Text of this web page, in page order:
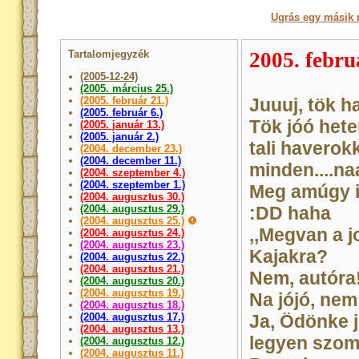
Ugrás egy másik
Tartalomjegyzék
(2005-12-24)
(2005. március 25.)
(2005. február 21.)
(2005. február 6.)
(2005. január 13.)
(2005. január 2.)
(2004. december 23.)
(2004. december 11.)
(2004. szeptember 4.)
(2004. szeptember 1.)
(2004. augusztus 30.)
(2004. augusztus 29.)
(2004. augusztus 25.)
(2004. augusztus 24.)
(2004. augusztus 23.)
(2004. augusztus 22.)
(2004. augusztus 21.)
(2004. augusztus 20.)
(2004. augusztus 19.)
(2004. augusztus 18.)
(2004. augusztus 17.)
(2004. augusztus 13.)
(2004. augusztus 12.)
(2004. augusztus 11.)
2005.
Juuuj, tök
Tök jóó
tali
Meg amúgy
:DD haha
,,Megvan a
Kajakra?
Nem,
Na jójó,
Ja, Ödönke
legyen